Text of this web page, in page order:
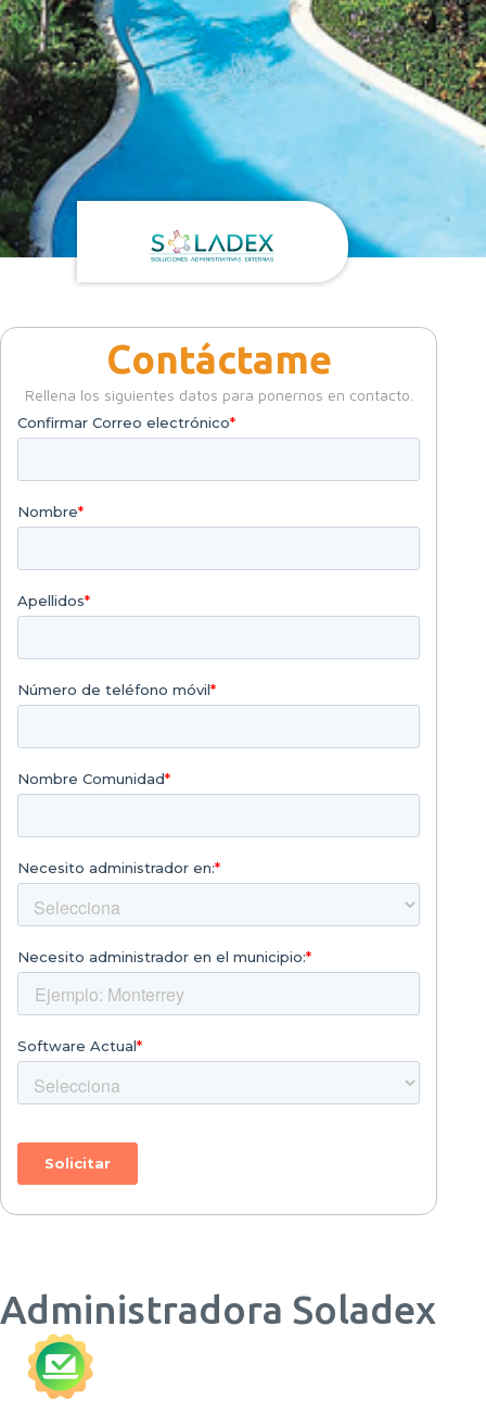
Contáctame
Rellena los siguientes datos para ponernos en contacto.
Administradora Soladex